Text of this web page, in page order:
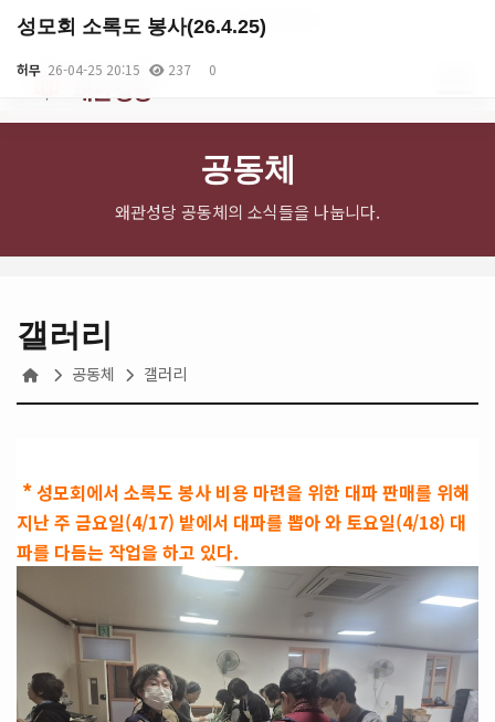
English 로그인
천주교 대구대교구
공동체
왜관성당 공동체의 소식들을 나눕니다.
갤러리
공동체 갤러리
성모회 소록도 봉사(26.4.25)
허무 26-04-25 20:15 237 0
본문
*성모회에서 소록도 봉사 비용 마련을 위한 대파 판매를 위해
지난 주 금요일(4/17) 밭에서 대파를 뽑아 와 토요일(4/18) 대
파를 다듬는 작업을 하고 있다.